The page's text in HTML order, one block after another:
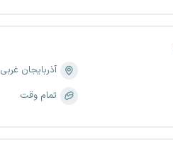
آذربایجان غربی
تمام وقت